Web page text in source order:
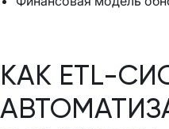
КАК ETL-